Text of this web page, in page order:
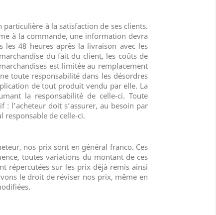
particulière à la satisfaction de ses clients.
à la commande, une information devra
48 heures après la livraison avec les
du fait du client, les coûts de
est limitée au remplacement
toute responsabilité dans les désordres
de tout produit vendu par elle. La
la responsabilité de celle-ci. Toute
l’acheteur doit s’assurer, au besoin par
de celle-ci.
nos prix sont en général franco. Ces
toutes variations du montant de ces
répercutées sur les prix déjà remis ainsi
le droit de réviser nos prix, même en